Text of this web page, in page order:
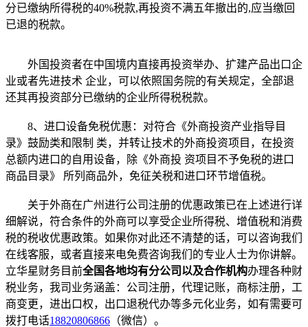
分已缴纳所得税的40%税款,再投资不满五年撤出的,应当缴回
已退的税款。
外国投资者在中国境内直接再投资举办、扩建产品出口企
业或者先进技术 企业，可以依照国务院的有关规定，全部退
还其再投资部分已缴纳的企业所得税税款。
8、进口设备免税优惠：对符合《外商投资产业指导目
录》鼓励类和限制 类，并转让技术的外商投资项目，在投资
总额内进口的自用设备，除《外商投 资项目不予免税的进口
商品目录》 所列商品外，免征关税和进口环节增值税。
关于外商在广州进行公司注册的优惠政策已在上述进行详
细解说，符合条件的外商可以享受企业所得税、增值税和消费
税的税收优惠政策。如果你对此还不清楚的话，可以咨询我们
在线客服，或者直接来电免费咨询我们的专业人士为你讲解。
立华星财务目前全国各地均有分公司以及合作机构办理各种财
税业务，我司业务涵盖：公司注册，代理记账，商标注册，工
商变更，进出口权，出口退税代办等多元化业务，如有需要可
拨打电话18820806866 （微信）。